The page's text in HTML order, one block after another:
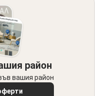
район
вашия район